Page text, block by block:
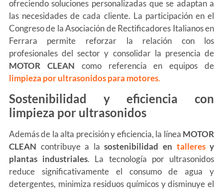
ofreciendo soluciones personalizadas que se adaptan a
las necesidades de cada cliente. La participación en el
Congreso de la Asociación de Rectificadores Italianos en
Ferrara permite reforzar la relación con los
profesionales del sector y consolidar la presencia de
MOTOR CLEAN como referencia en equipos de
limpieza por ultrasonidos para motores.
Sostenibilidad y eficiencia con
limpieza por ultrasonidos
Además de la alta precisión y eficiencia, la línea MOTOR
CLEAN contribuye a lasostenibilidad en talleresy
plantas industriales. La tecnología por ultrasonidos
reduce significativamente el consumo de agua y
detergentes, minimiza residuos químicos y disminuye el